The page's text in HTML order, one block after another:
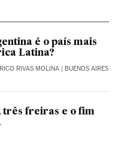
é o país mais
Latina?
RIVAS MOLINA | BUENOS AIRES
três freiras e o fim